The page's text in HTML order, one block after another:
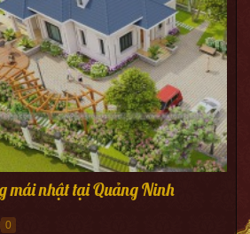
mái nhật tại Quảng Ninh
0